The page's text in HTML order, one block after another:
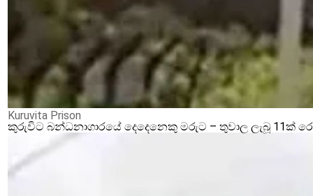
Kuruvita Prison
කුරුවිට බන්ධනාගාරයේ දෙදෙනෙකු මරුට – තුවාල ලැබූ 11ක්